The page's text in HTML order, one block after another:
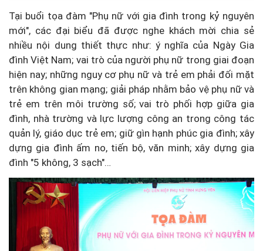
Tại buổi tọa đàm "Phụ nữ với gia đình trong kỷ nguyên
mới", các đại biểu đã được nghe khách mời chia sẻ
nhiều nội dung thiết thực như: ý nghĩa của Ngày Gia
đình Việt Nam; vai trò của người phụ nữ trong giai đoạn
hiện nay; những nguy cơ phụ nữ và trẻ em phải đối mặt
trên không gian mạng; giải pháp nhằm bảo vệ phụ nữ và
trẻ em trên môi trường số; vai trò phối hợp giữa gia
đình, nhà trường và lực lượng công an trong công tác
quản lý, giáo dục trẻ em; giữ gìn hạnh phúc gia đình; xây
dựng gia đình ấm no, tiến bộ, văn minh; xây dựng gia
đình "5 không, 3 sạch"…